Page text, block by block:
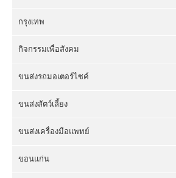
กรุงเทพ
กิจกรรมเพื่อสังคม
ขนส่งรถมอเตอร์ไซค์
ขนส่งสัตว์เลี้ยง
ขนส่งเครื่องมือแพทย์
ขอนแก่น